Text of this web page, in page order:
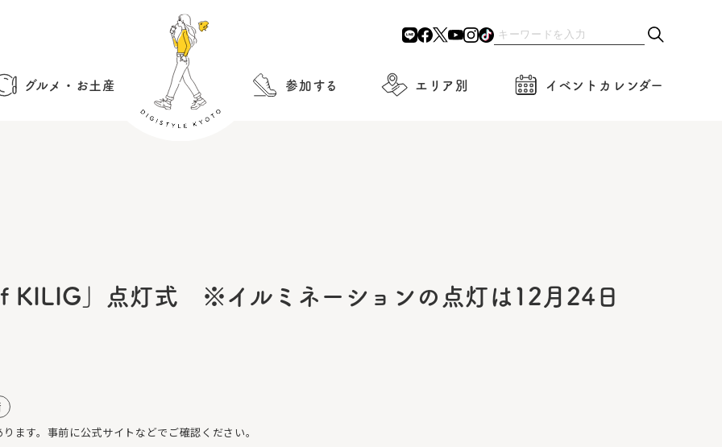
グルメ・お土産 参加する エリア別 イベントカレンダー
KILIG」点灯式 ※イルミネーションの点灯は12月24日
ます。事前に公式サイトなどでご確認ください。